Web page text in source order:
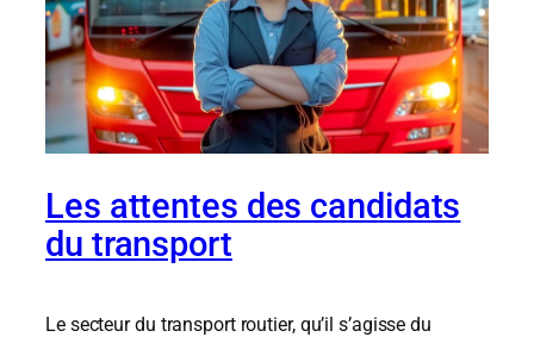
Les attentes des candidats
du transport
Le secteur du transport routier, qu’il s’agisse du